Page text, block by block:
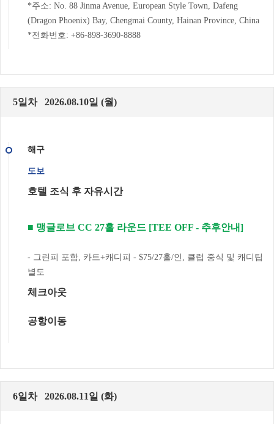
*주소: No. 88 Jinma Avenue, European Style Town, Dafeng
(Dragon Phoenix) Bay, Chengmai County, Hainan Province, China
*전화번호: +86-898-3690-8888
5일차 2026.08.10일 (월)
해구
도보
호텔 조식 후 자유시간
■ 맹글로브 CC 27홀 라운드 [TEE OFF - 추후안내]
- 그린피 포함, 카트+캐디피 - $75/27홀/인, 클럽 중식 및 캐디팁
별도
체크아웃
공항이동
6일차 2026.08.11일 (화)